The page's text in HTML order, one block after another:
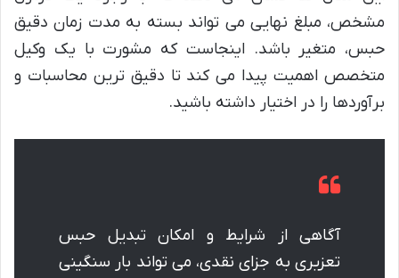
مشخص، مبلغ نهایی می تواند بسته به مدت زمان دقیق
حبس، متغیر باشد. اینجاست که مشورت با یک وکیل
متخصص اهمیت پیدا می کند تا دقیق ترین محاسبات و
برآوردها را در اختیار داشته باشید.
آگاهی از شرایط و امکان تبدیل حبس
تعزیری به جزای نقدی، می تواند بار سنگینی